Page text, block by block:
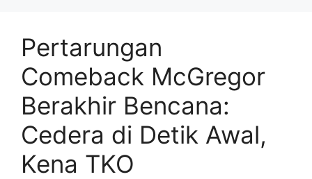
Pertarungan
Comeback McGregor
Berakhir Bencana:
Cedera di Detik Awal,
Kena TKO